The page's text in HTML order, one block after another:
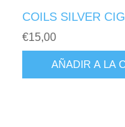
COILS SILVER
€15,00